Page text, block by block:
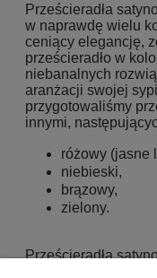
Prześcieradła
w naprawdę wielu
ceniący elegancję,
prześcieradło w
niebanalnych
aranżacji swojej
przygotowaliśmy
innymi,
różowy (jasne
niebieski,
brązowy,
zielony.
Prześcieradła